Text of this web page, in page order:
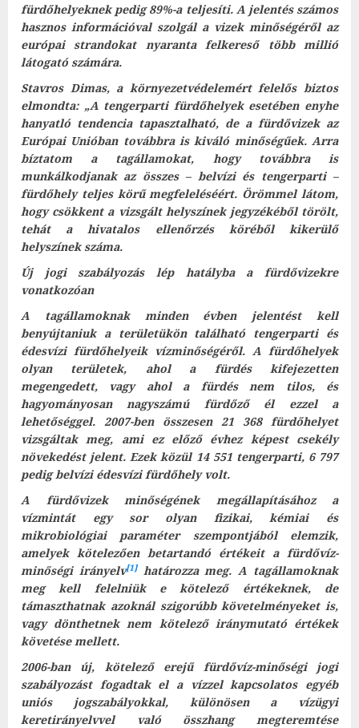
fürdőhelyeknek pedig 89%-a teljesíti. A jelentés számos
hasznos információval szolgál a vizek minőségéről az
európai strandokat nyaranta felkereső több millió
látogató számára.
Stavros Dimas, a környezetvédelemért felelős biztos
elmondta: „A tengerparti fürdőhelyek esetében enyhe
hanyatló tendencia tapasztalható, de a fürdővizek az
Európai Unióban továbbra is kiváló minőségűek. Arra
bíztatom a tagállamokat, hogy továbbra is
munkálkodjanak az összes – belvízi és tengerparti –
fürdőhely teljes körű megfeleléséért. Örömmel látom,
hogy csökkent a vizsgált helyszínek jegyzékéből törölt,
tehát a hivatalos ellenőrzés köréből kikerülő
helyszínek száma.
Új jogi szabályozás lép hatályba a fürdővizekre
vonatkozóan
A tagállamoknak minden évben jelentést kell
benyújtaniuk a területükön található tengerparti és
édesvízi fürdőhelyeik vízminőségéről. A fürdőhelyek
olyan területek, ahol a fürdés kifejezetten
megengedett, vagy ahol a fürdés nem tilos, és
hagyományosan nagyszámú fürdőző él ezzel a
lehetőséggel. 2007-ben összesen 21 368 fürdőhelyet
vizsgáltak meg, ami ez előző évhez képest csekély
növekedést jelent. Ezek közül 14 551 tengerparti, 6 797
pedig belvízi édesvízi fürdőhely volt.
A fürdővizek minőségének megállapításához a
vízmintát egy sor olyan fizikai, kémiai és
mikrobiológiai paraméter szempontjából elemzik,
amelyek kötelezően betartandó értékeit a fürdővíz-
minőségi irányelv[1]határozza meg. A tagállamoknak
meg kell felelniük e kötelező értékeknek, de
támaszthatnak azoknál szigorúbb követelményeket is,
vagy dönthetnek nem kötelező iránymutató értékek
követése mellett.
2006-ban új, kötelező erejű fürdővíz-minőségi jogi
szabályozást fogadtak el a vízzel kapcsolatos egyéb
uniós jogszabályokkal, különösen a vízügyi
keretirányelvvel való összhang megteremtése